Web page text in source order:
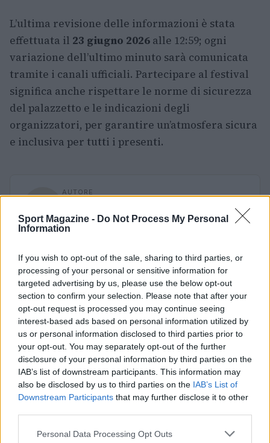
Sport Magazine - Do Not Process My Personal
Information
If you wish to opt-out of the sale, sharing to third parties, or
processing of your personal or sensitive information for
targeted advertising by us, please use the below opt-out
section to confirm your selection. Please note that after your
opt-out request is processed you may continue seeing
interest-based ads based on personal information utilized by
us or personal information disclosed to third parties prior to
your opt-out. You may separately opt-out of the further
disclosure of your personal information by third parties on the
IAB’s list of downstream participants. This information may
also be disclosed by us to third parties on the IAB’s List of
Downstream Participants that may further disclose it to other
Please note that this website/app uses one or more Google
Personal Data Processing Opt Outs
L’ultima revisione delle informazioni è stata
effettuata il 23 giugno 2026 alle 12:59; ogni
variazione dell’ultimo minuto sarà comunicata
tramite i canali ufficiali. Partecipare al festival
significa anche rispettare le norme di sicurezza
del palazzetto e le indicazioni degli
organizzatori, per garantire un’atmosfera sicura
e inclusiva per tutti i presenti.
AUTORE
Francesca Lombardi, fiorentina, prese appunti
tecnici dal primo box di un circuito toscano e
redazione sostiene un approccio metodico
alle prove su pista, cura il format 'tecnica e
cronaca' e conserva i fogli di appunti del
debutto tecnico in autodromo.